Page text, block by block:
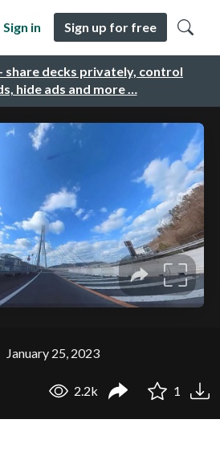
share decks privately, control
hide ads and more …
Sign in Sign up for free
January 25, 2023
2.2k 1